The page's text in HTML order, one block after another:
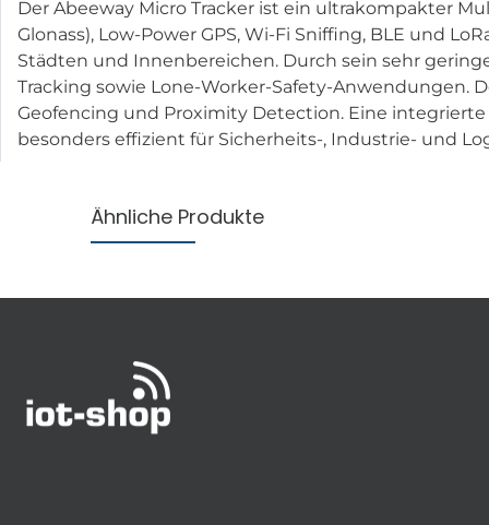
Der Abeeway Micro Tracker ist ein ultrakompakter
Glonass), Low-Power GPS, Wi-Fi Sniffing, BLE und
Städten und Innenbereichen. Durch sein sehr
Tracking sowie Lone-Worker-Safety-Anwendungen.
Geofencing und Proximity Detection. Eine
besonders effizient für Sicherheits-, Industrie- und
Ähnliche Produkte